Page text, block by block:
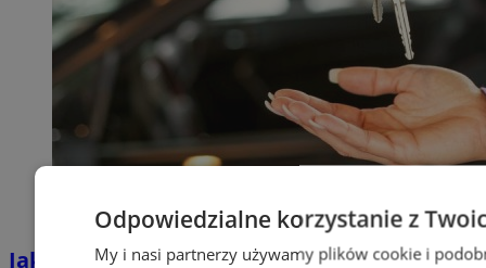
Jakie auta jeżdżą po tyskich, śląskich i
Odpowiedzialne korzystanie z
My i nasi partnerzy używamy plików cookie i